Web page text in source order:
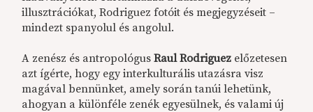
illusztrációkat, Rodriguez fotóit és megjegyzéseit –
mindezt spanyolul és angolul.
A zenész és antropológusRaul Rodriguez előzetesen
azt ígérte, hogy egy interkulturális utazásra visz
magával bennünket, amely során tanúi lehetünk,
ahogyan a különféle zenék egyesülnek, és valami új